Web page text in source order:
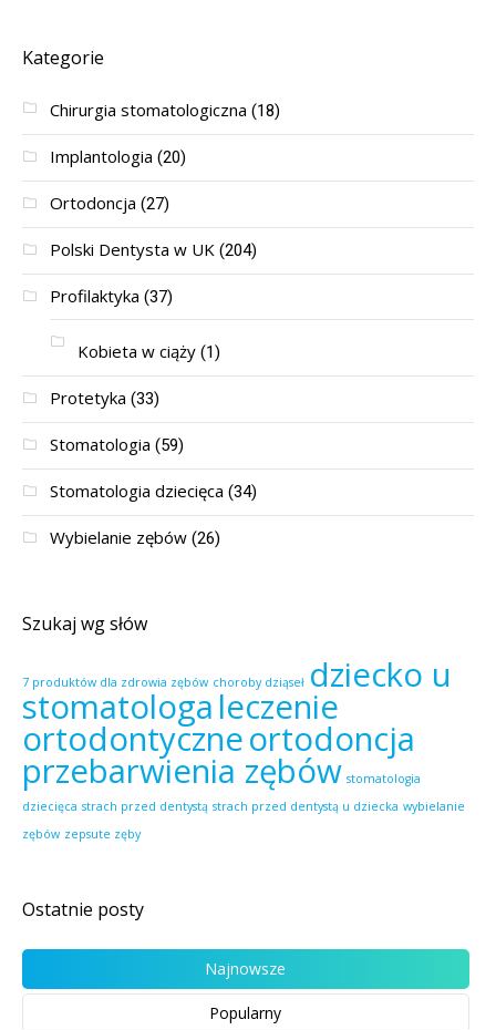
Kategorie
Chirurgia stomatologiczna (18)
Implantologia (20)
Ortodoncja (27)
Polski Dentysta w UK (204)
Profilaktyka (37)
Kobieta w ciąży (1)
Protetyka (33)
Stomatologia (59)
Stomatologia dziecięca (34)
Wybielanie zębów (26)
Szukaj wg słów
7 produktów dla zdrowia zębów choroby dziąseł dziecko u
stomatologa leczenie
ortodontyczneortodoncja
przebarwienia zębów stomatologia
dziecięca strach przed dentystą strach przed dentystą u dziecka wybielanie
zębów zepsute zęby
Ostatnie posty
Najnowsze
Popularny